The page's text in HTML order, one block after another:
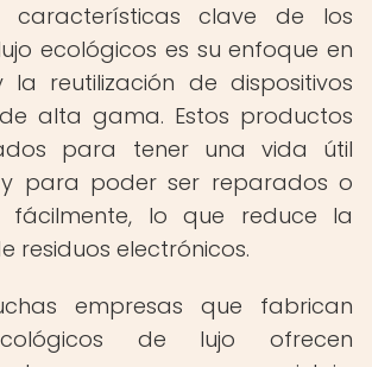
clave de los
ecológicos es su enfoque en
la reutilización de dispositivos
alta gama. Estos productos
para tener una vida útil
para poder ser reparados o
fácilmente, lo que reduce la
residuos electrónicos.
empresas que fabrican
de lujo ofrecen